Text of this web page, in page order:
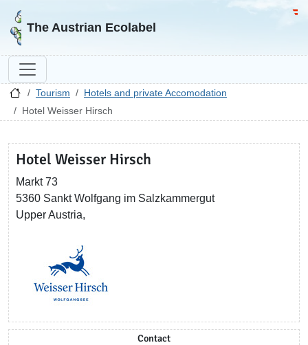
Go to homepage
The Austrian Ecolabel
Tourism
Hotels and private Accomodation
Hotel Weisser Hirsch
Hotel Weisser Hirsch
Markt 73
5360 Sankt Wolfgang im Salzkammergut
Upper Austria,
Contact